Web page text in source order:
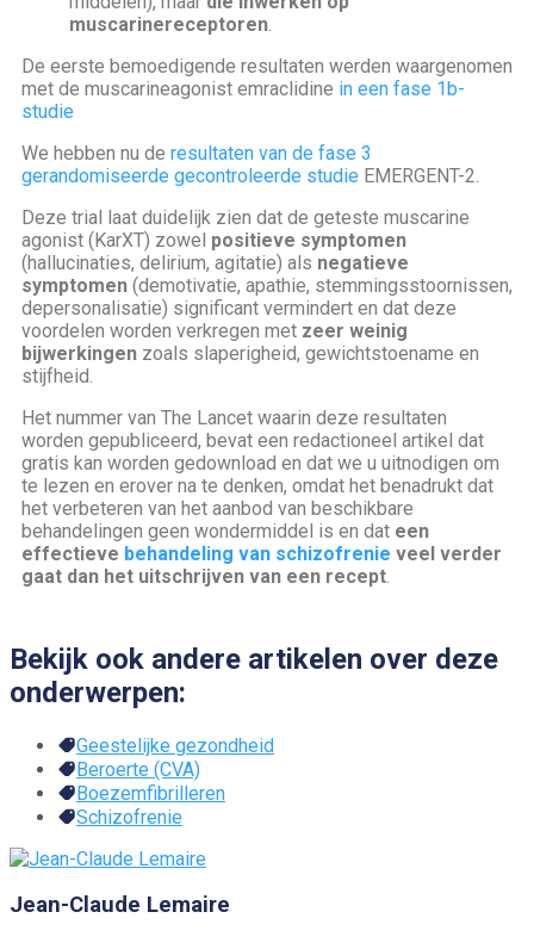
muscarinereceptoren
De eerste bemoedigende resultaten werden waargenomen
met de muscarineagonist emraclidine in een fase 1b-
studie
We hebben nu de resultaten van de fase 3
gerandomiseerde gecontroleerde studie EMERGENT-2.
Deze trial laat duidelijk zien dat de geteste muscarine
agonist (KarXT) zowel positieve symptomen
(hallucinaties, delirium, agitatie) als negatieve
symptomen (demotivatie, apathie, stemmingsstoornissen,
depersonalisatie) significant vermindert en dat deze
voordelen worden verkregen met zeer weinig
bijwerkingen zoals slaperigheid, gewichtstoename en
stijfheid.
Het nummer van The Lancet waarin deze resultaten
worden gepubliceerd, bevat een redactioneel artikel dat
gratis kan worden gedownload en dat we u uitnodigen om
te lezen en erover na te denken, omdat het benadrukt dat
het verbeteren van het aanbod van beschikbare
behandelingen geen wondermiddel is en dat een
effectieve behandeling van schizofrenie veel verder
gaat dan het uitschrijven van een recept
Bekijk ook andere artikelen over deze
onderwerpen:
Geestelijke gezondheid
Beroerte (CVA)
Boezemfibrilleren
Schizofrenie
Jean-Claude Lemaire